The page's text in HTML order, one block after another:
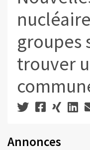
groupes
trouver
Annonces